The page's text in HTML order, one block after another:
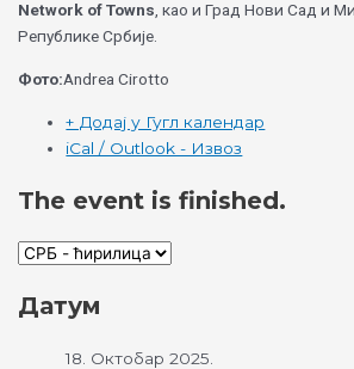
Network of Towns, као и Град Нови Сад и
Републике Србије.
Фото:Andrea Cirotto
+ Додај у Гугл календар
iCal / Outlook - Извоз
The event is finished.
Датум
18. Октобар 2025.